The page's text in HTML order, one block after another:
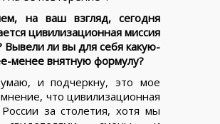
на ваш взгляд, сегодня
цивилизационная миссия
Вывели ли вы для себя какую-
менее внятную формулу?
и подчеркну, это мое
что цивилизационная
за столетия, хотя мы